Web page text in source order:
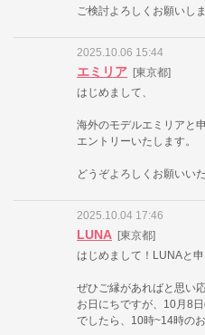
ご検討よろしくお願いしま
2025.10.06 15:44
エミリア [東京都]
はじめまして、
海外のモデルエミリアと申
エントリーいたします。
どうぞよろしくお願いい
2025.10.04 17:46
LUNA [東京都]
はじめまして！LUNAと申
ぜひご縁があればと思い
お日にちですが、10月8
でしたら、10時~14時の